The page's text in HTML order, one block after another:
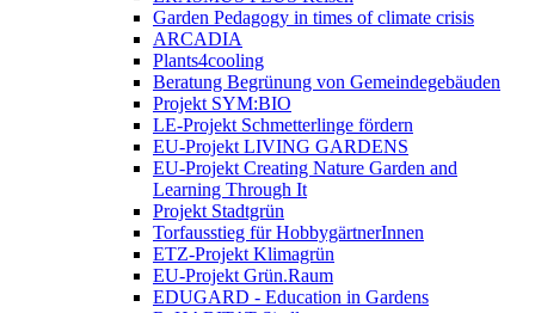
Garden Pedagogy in times of climate crisis
ARCADIA
Plants4cooling
Beratung Begrünung von Gemeindegebäuden
Projekt SYM:BIO
LE-Projekt Schmetterlinge fördern
EU-Projekt LIVING GARDENS
EU-Projekt Creating Nature Garden and
Learning Through It
Projekt Stadtgrün
Torfausstieg für HobbygärtnerInnen
ETZ-Projekt Klimagrün
EU-Projekt Grün.Raum
EDUGARD - Education in Gardens